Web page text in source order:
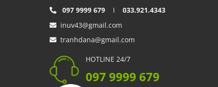
097 9999 679 I 033.921.4343
inuv43@gmail.com
tranhdana@gmail.com
HOTLINE 24/7
097 9999 679